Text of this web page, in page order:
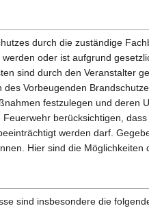
durch die zuständige
oder ist aufgrund
sind durch den Veranstalter
Vorbeugenden
festzulegen und
berücksichtigen,
werden darf.
Hier sind die Möglichkeiten
sind insbesondere die